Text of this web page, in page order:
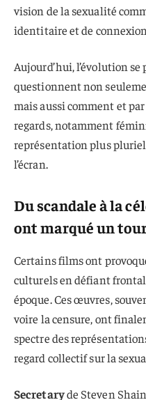
vision de la sexualité
identitaire et de
Aujourd’hui, l’évolution
questionnent non
mais aussi comment et
regards, notamment
représentation plus
l’écran.
Du scandale à la
ont marqué un
Certains films ont
culturels en défiant
époque. Ces œuvres,
voire la censure, ont
spectre des
regard collectif sur la
Secretaryde Steven